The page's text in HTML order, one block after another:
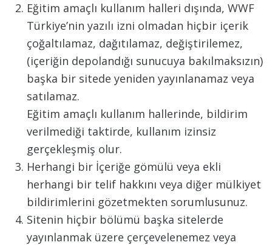
Eğitim amaçlı kullanım halleri dışında, WWF
Türkiye’nin yazılı izni olmadan hiçbir içerik
çoğaltılamaz, dağıtılamaz, değiştirilemez,
(içeriğin depolandığı sunucuya bakılmaksızın)
başka bir sitede yeniden yayınlanamaz veya
satılamaz.
Eğitim amaçlı kullanım hallerinde, bildirim
verilmediği taktirde, kullanım izinsiz
gerçekleşmiş olur.
Herhangi bir İçeriğe gömülü veya ekli
herhangi bir telif hakkını veya diğer mülkiyet
bildirimlerini gözetmekten sorumlusunuz.
Sitenin hiçbir bölümü başka sitelerde
yayınlanmak üzere çerçevelenemez veya